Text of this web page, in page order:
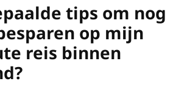
tips om nog
op mijn
reis binnen